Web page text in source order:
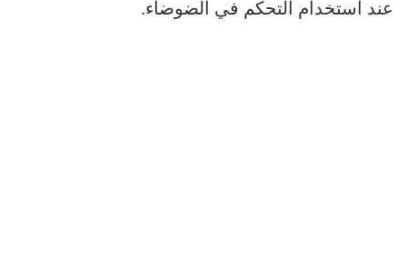
عند استخدام التحكم في الضوضاء.